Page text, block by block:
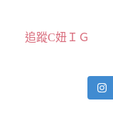
追蹤C妞ＩＧ